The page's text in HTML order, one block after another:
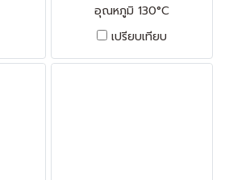
อุณหภูมิ 130°C
เปรียบเทียบ